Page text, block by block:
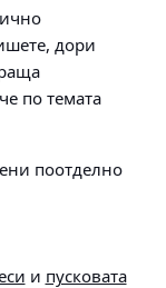
дори
по темата
поотделно
и пусковата